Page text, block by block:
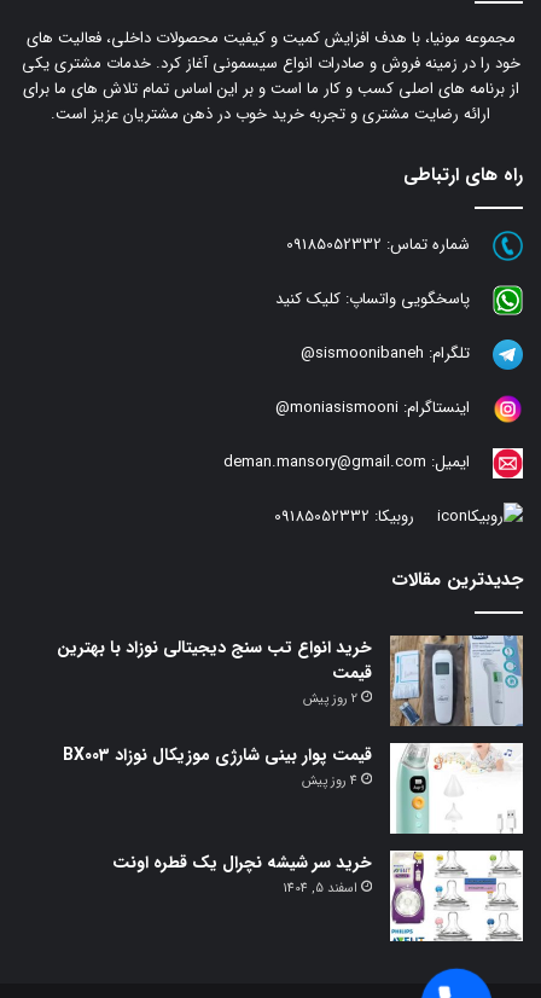
مجموعه مونیا، با هدف افزایش کمیت و کیفیت محصولات داخلی، فعالیت های
خود را در زمینه فروش و صادرات انواع سیسمونی آغاز کرد. خدمات مشتری یکی
از برنامه های اصلی کسب و کار ما است و بر این اساس تمام تلاش های ما برای
ارائه رضایت مشتری و تجربه خرید خوب در ذهن مشتریان عزیز است.
راه های ارتباطی
شماره تماس: 09185052332
پاسخگویی واتساپ: کلیک کنید
تلگرام: sismoonibaneh@
اینستاگرام: moniasismooni@
ایمیل: deman.mansory@gmail.com
روبیکا: 09185052332
جدیدترین مقالات
خرید انواع تب سنج دیجیتالی نوزاد با بهترین
قیمت
2 روز پیش
قیمت پوار بینی شارژی موزیکال نوزاد BX003
4 روز پیش
خرید سر شیشه نچرال یک قطره اونت
اسفند 5, 1404